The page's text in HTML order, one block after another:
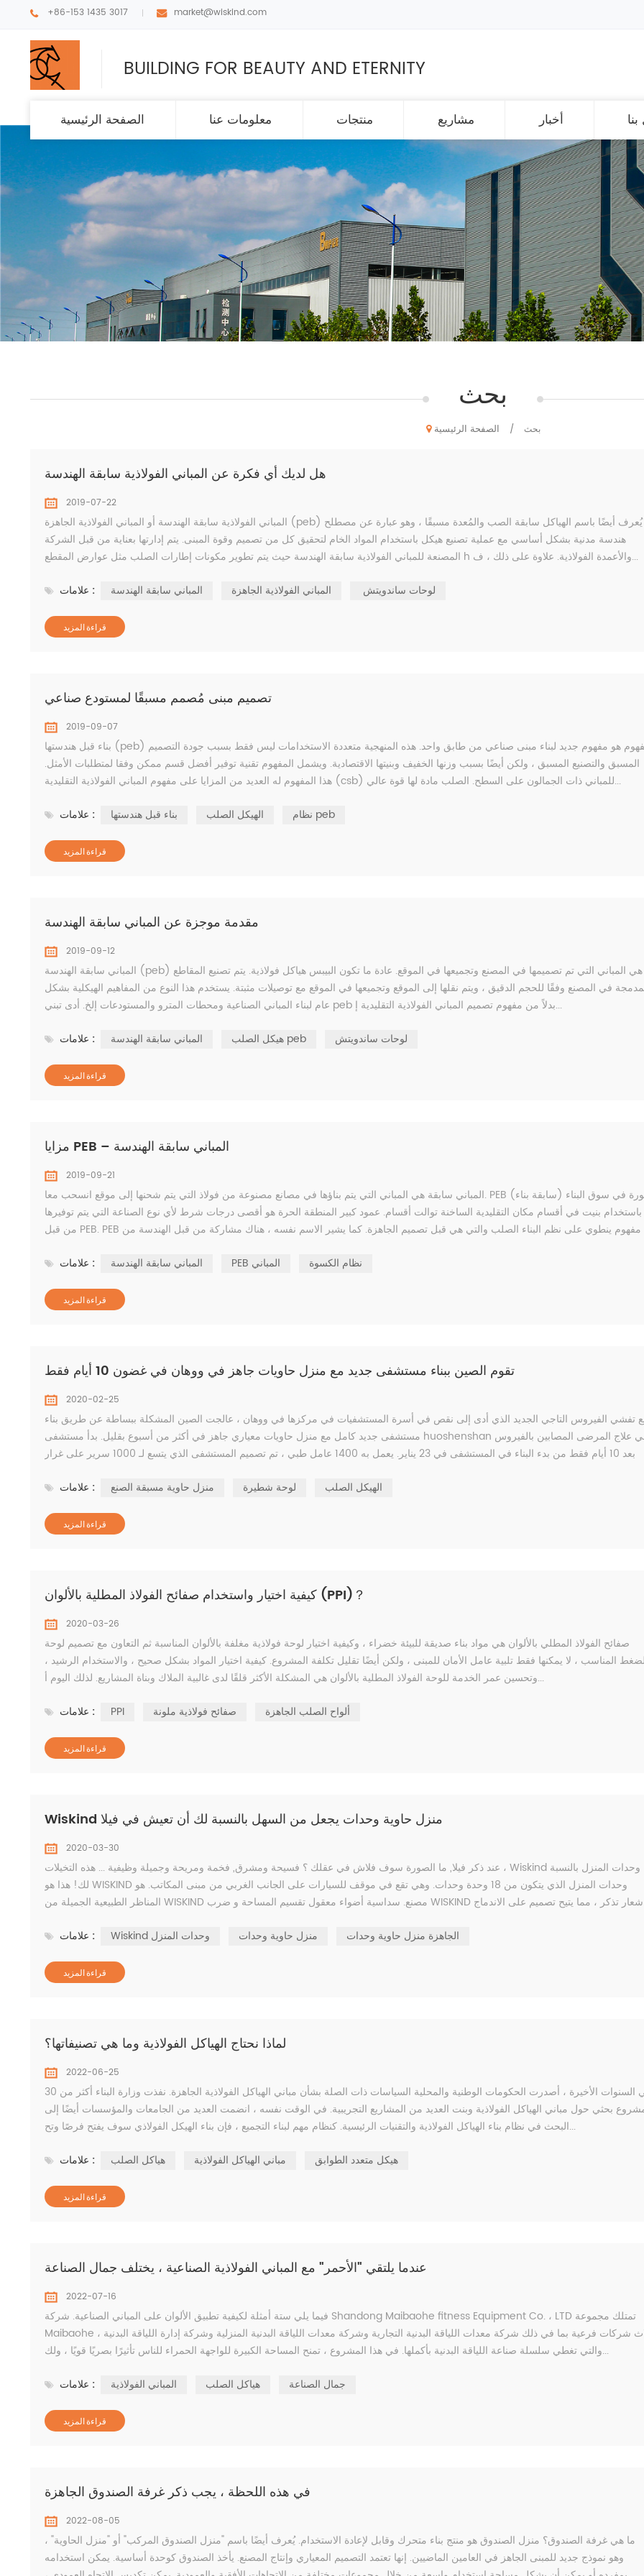
+86-153 1435 3017 market@wiskind.com
BUILDING FOR BEAUTY AND ETERNITY
الصفحة الرئيسية معلومات عنا منتجات مشاريع أخبار
بحث
الصفحة الرئيسية / بحث
هل لديك أي فكرة عن المباني الفولاذية سابقة الهندسة
2019-07-22
المباني الفولاذية سابقة الهندسة أو المباني الفولاذية الجاهزة (peb) يُعرف أيضًا باسم الهياكل سابقة الصب والمُعدة مسبقًا ، وهو عبارة عن مصطلح
هندسة مدنية بشكل أساسي مع عملية تصنيع هيكل باستخدام المواد الخام لتحقيق كل من تصميم وقوة المبنى. يتم إدارتها بعناية من قبل الشركة
المصنعة للمباني الفولاذية سابقة الهندسة حيث يتم تطوير مكونات إطارات الصلب مثل عوارض المقطع h والأعمدة الفولاذية. علاوة على ذلك ، ف...
علامات : المباني سابقة الهندسة المباني الفولاذية الجاهزة لوحات ساندويتش
قراءة المزيد
تصميم مبنى مُصمم مسبقًا لمستودع صناعي
2019-09-07
بناء قبل هندستها (peb) مفهوم هو مفهوم جديد لبناء مبنى صناعي من طابق واحد. هذه المنهجية متعددة الاستخدامات ليس فقط بسبب جودة التصميم
المسبق والتصنيع المسبق ، ولكن أيضًا بسبب وزنها الخفيف وبنيتها الاقتصادية. ويشمل المفهوم تقنية توفير أفضل قسم ممكن وفقا لمتطلبات الأمثل.
هذا المفهوم له العديد من المزايا على مفهوم المباني الفولاذية التقليدية (csb) للمباني ذات الجمالون على السطح. الصلب مادة لها قوة عالي...
علامات : بناء قبل هندستها الهيكل الصلب نظام peb
قراءة المزيد
مقدمة موجزة عن المباني سابقة الهندسة
2019-09-12
المباني سابقة الهندسة (peb) هي المباني التي تم تصميمها في المصنع وتجميعها في الموقع. عادة ما تكون البيبس هياكل فولاذية. يتم تصنيع المقاطع
في المصنع وفقًا للحجم الدقيق ، ويتم نقلها إلى الموقع وتجميعها في الموقع مع توصيلات مثبتة. يستخدم هذا النوع من المفاهيم الهيكلية بشكل
عام لبناء المباني الصناعية ومحطات المترو والمستودعات إلخ. أدى تبني peb بدلاً من مفهوم تصميم المباني الفولاذية التقليدية إ...
علامات : المباني سابقة الهندسة هيكل الصلب peb لوحات ساندويتش
قراءة المزيد
مزايا PEB – المباني سابقة الهندسة
2019-09-21
المباني سابقة هي المباني التي يتم بناؤها في مصانع مصنوعة من فولاذ التي يتم شحنها إلى موقع انسحب معا. PEB (سابقة بناء) ثورة في سوق البناء
باستخدام بنيت في أقسام مكان التقليدية الساخنة توالت أقسام. عمود كبير المنطقة الحرة هو أقصى درجات شرط لأي نوع الصناعة التي يتم توفيرها
علامات : المباني سابقة الهندسة PEB المباني نظام الكسوة
قراءة المزيد
تقوم الصين ببناء مستشفى جديد مع منزل حاويات جاهز في ووهان في غضون 10 أيام فقط
2020-02-25
تفشي الفيروس التاجي الجديد الذي أدى إلى نقص في أسرة المستشفيات في مركزها في ووهان ، عالجت الصين المشكلة ببساطة عن طريق بناء
مستشفى جديد كامل مع منزل حاويات معياري جاهز في أكثر من أسبوع بقليل. بدأ مستشفى huoshenshan في علاج المرضى المصابين بالفيروس
بعد 10 أيام فقط من بدء البناء في المستشفى في 23 يناير. يعمل به 1400 عامل طبي ، تم تصميم المستشفى الذي يتسع لـ 1000 سرير على غرار
علامات :
منزل حاوية مسبقة الصنع لوحة شطيرة الهيكل الصلب
قراءة المزيد
كيفية اختيار واستخدام صفائح الفولاذ المطلية بالألوان (PPI)？
2020-03-26
صفائح الفولاذ المطلي بالألوان هي مواد بناء صديقة للبيئة خضراء ، وكيفية اختيار لوحة فولاذية مغلفة بالألوان المناسبة ثم التعاون مع تصميم لوحة
المناسب ، لا يمكنها فقط تلبية عامل الأمان للمبنى ، ولكن أيضًا تقليل تكلفة المشروع. كيفية اختيار المواد بشكل صحيح ، والاستخدام الرشيد ،
وتحسين عمر الخدمة للوحة الفولاذ المطلية بالألوان هي المشكلة الأكثر قلقًا لدى غالبية الملاك وبناة المشاريع. لذلك اليوم أ...
علامات : PPI صفائح فولاذية ملونة ألواح الصلب الجاهزة
قراءة المزيد
Wiskind منزل حاوية وحدات يجعل من السهل بالنسبة لك أن تعيش في فيلا
2020-03-30
عند ذكر فيلا, ما الصورة سوف فلاش في عقلك ؟ فسيحة ومشرق, فخمة ومريحة وجميلة وظيفية ... هذه التخيلات ، Wiskind وحدات المنزل بالنسبة
لك! هذا هو WISKIND وحدات المنزل الذي يتكون من 18 وحدة وحدات. وهي تقع في موقف للسيارات على الجانب الغربي من مبنى المكاتب. هو
المناظر الطبيعية الجميلة من WISKIND مصنع. سداسية أضواء معقول تقسيم المساحة و ضرب WISKIND شعار تذكر ، مما يتيح تصميم على الاندماج
علامات :
Wiskind وحدات المنزل منزل حاوية وحدات الجاهزة منزل حاوية وحدات
قراءة المزيد
لماذا نحتاج الهياكل الفولاذية وما هي تصنيفاتها؟
2022-06-25
في السنوات الأخيرة ، أصدرت الحكومات الوطنية والمحلية السياسات ذات الصلة بشأن مباني الهياكل الفولاذية الجاهزة. نفذت وزارة البناء أكثر من 30
بحثي حول مباني الهياكل الفولاذية وبنت العديد من المشاريع التجريبية. في الوقت نفسه ، انضمت العديد من الجامعات والمؤسسات أيضًا إلى
البحث في نظام بناء الهياكل الفولاذية والتقنيات الرئيسية. كنظام مهم لبناء التجميع ، فإن بناء الهيكل الفولاذي سوف يفتح فرصًا وتح...
علامات : هياكل الصلب مباني الهياكل الفولاذية هيكل متعدد الطوابق
قراءة المزيد
عندما يلتقي "الأحمر" مع المباني الفولاذية الصناعية ، يختلف جمال الصناعة
2022-07-16
فيما يلي ستة أمثلة لكيفية تطبيق الألوان على المباني الصناعية. شركة Shandong Maibaohe fitness Equipment Co. ، LTD تمتلك مجموعة
Maibaohe ثلاث شركات فرعية بما في ذلك شركة معدات اللياقة البدنية التجارية وشركة معدات اللياقة البدنية المنزلية وشركة إدارة اللياقة البدنية ،
والتي تغطي سلسلة صناعة اللياقة البدنية بأكملها. في هذا المشروع ، تمنح المساحة الكبيرة للواجهة الحمراء للناس تأثيرًا بصريًا قويًا ، ولك...
علامات : المباني الفولاذية هياكل الصلب جمال الصناعة
قراءة المزيد
في هذه اللحظة ، يجب ذكر غرفة الصندوق الجاهزة
2022-08-05
ما هي غرفة الصندوق؟ منزل الصندوق هو منتج بناء متحرك وقابل لإعادة الاستخدام. يُعرف أيضًا باسم "منزل الصندوق المركب" أو "منزل الحاوية" ،
وهو نموذج جديد للمبنى الجاهز في العامين الماضيين. إنها تعتمد التصميم المعياري وإنتاج المصنع. يأخذ الصندوق كوحدة أساسية. يمكن استخدامه